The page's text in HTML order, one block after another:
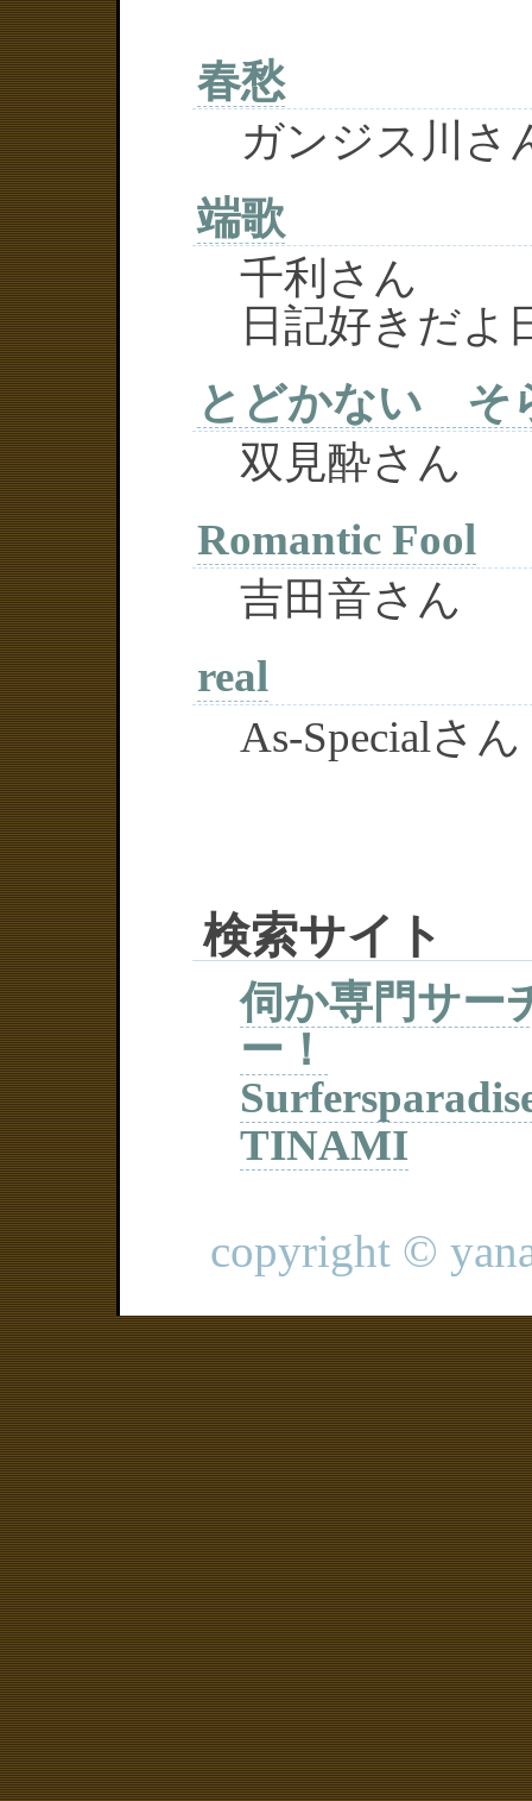
春愁
ガンジス川さ
端歌
千利さん
日記好きだよ
とどかない そ
双見酔さん
Romantic Fool
吉田音さん
real
As-Specialさん
検索サイト
伺か専門サ
ー！
TINAMI
copyright ©